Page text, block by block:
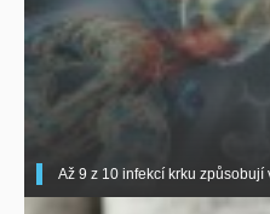
Až 9 z 10 infekcí krku